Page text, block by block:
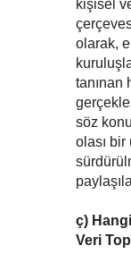
kişisel
olarak,
tanınan
söz
olası
ç)
Veri